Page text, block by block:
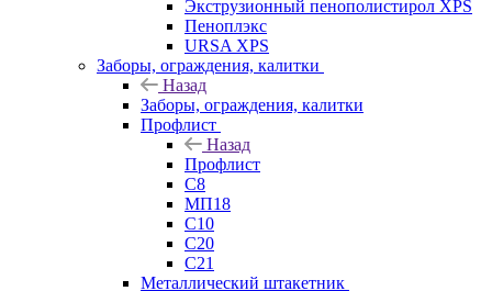
Экструзионный пенополистирол XPS
Пеноплэкс
URSA XPS
Заборы, ограждения, калитки
Назад
Заборы, ограждения, калитки
Профлист
Назад
Профлист
С8
МП18
С10
С20
С21
Металлический штакетник